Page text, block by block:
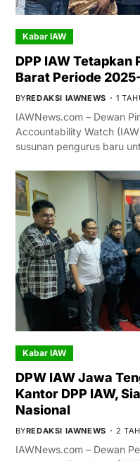
Kabar IAW
DPP IAW Tetapkan
Barat Periode
BYREDAKSI IAWNEWS 1
IAWNews.com – Dewan
Accountability Watch
susunan pengurus baru
Kabar IAW
DPW IAW Jawa
Kantor DPP IAW,
Nasional
BYREDAKSI IAWNEWS 2
IAWNews.com – Dewan